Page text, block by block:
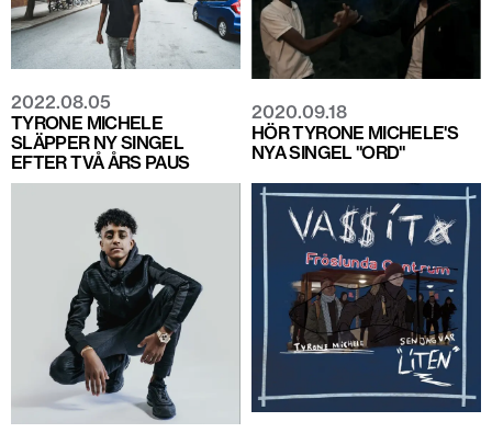
2022.08.05
TYRONE MICHELE
SLÄPPER NY SINGEL
EFTER TVÅ ÅRS PAUS
2020.09.18
HÖR TYRONE MICHELE'S
NYA SINGEL "ORD"